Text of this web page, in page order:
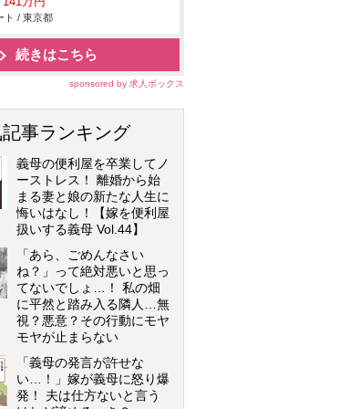
ト / 東京都
続きはこちら
sponsored by 求人ボックス
記事ランキング
義母の便利屋を卒業してノ
ーストレス！ 離婚から始
まる妻と娘の新たな人生に
悔いはなし！【嫁を便利屋
扱いする義母 Vol.44】
「あら、ごめんなさい
ね？」って絶対悪いと思っ
てないでしょ…！ 私の畑
に平然と踏み入る隣人…無
視？悪意？その行動にモヤ
モヤが止まらない
「義母の発言が許せな
い…！」嫁が義母に怒り爆
発！ 夫は仕方ないと言う